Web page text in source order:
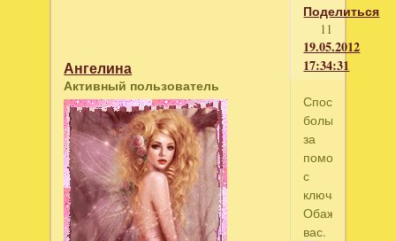
Поделиться
11
19.05.2012
17:34:31
Ангелина
Активный пользователь
Спосибо
большое
за
помощь
с
ключами.
Обажаю
вас.